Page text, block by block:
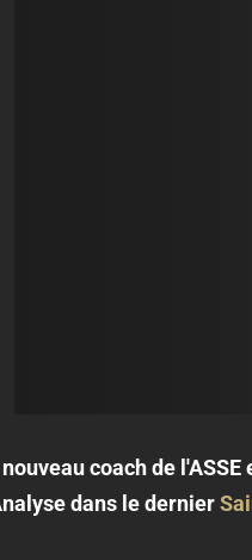
coach de l'ASSE
dans le dernier